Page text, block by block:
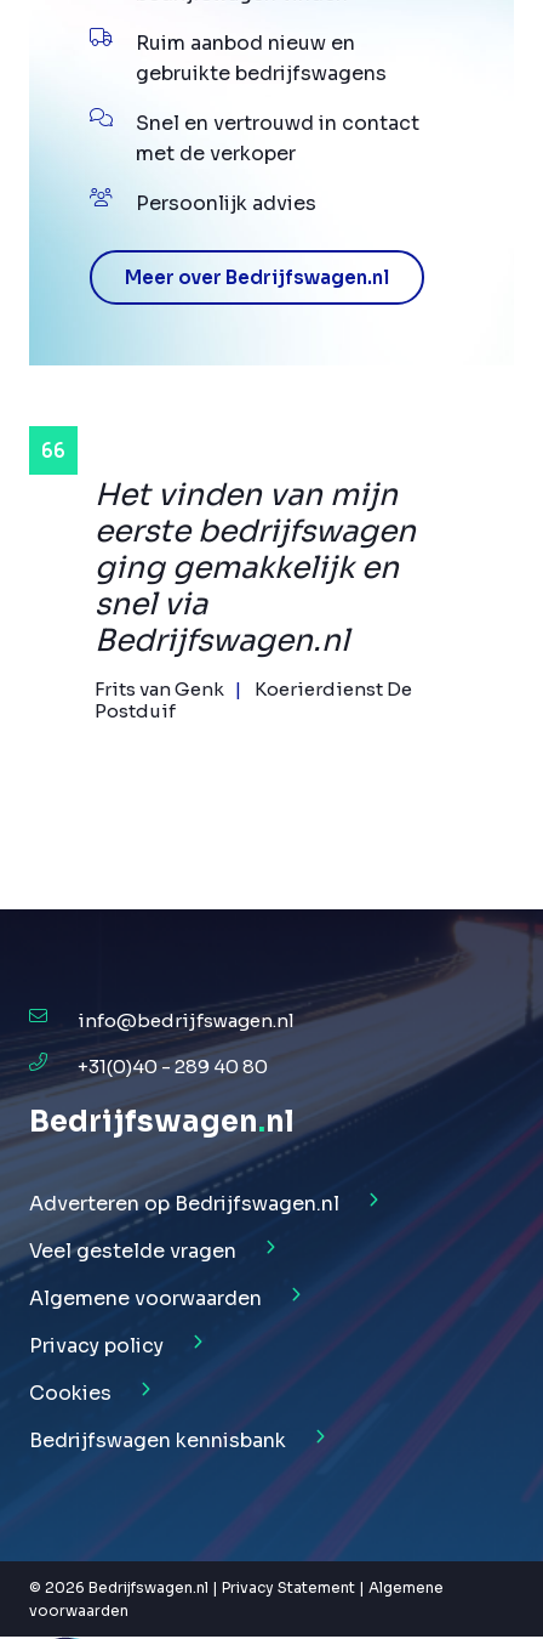
Het vinden van mijn
eerste bedrijfswagen
ging gemakkelijk en
snel via
Bedrijfswagen.nl
Frits van Genk
Koerierdienst De
Postduif
Ruim aanbod nieuw en
gebruikte bedrijfswagens
Snel en vertrouwd in contact
met de verkoper
Persoonlijk advies
Meer over Bedrijfswagen.nl
info@bedrijfswagen.nl
+31(0)40 - 289 40 80
Bedrijfswagen.nl
Adverteren op Bedrijfswagen.nl
Veel gestelde vragen
Algemene voorwaarden
Privacy policy
Cookies
Bedrijfswagen kennisbank
© 2026 Bedrijfswagen.nl | Privacy Statement | Algemene
voorwaarden